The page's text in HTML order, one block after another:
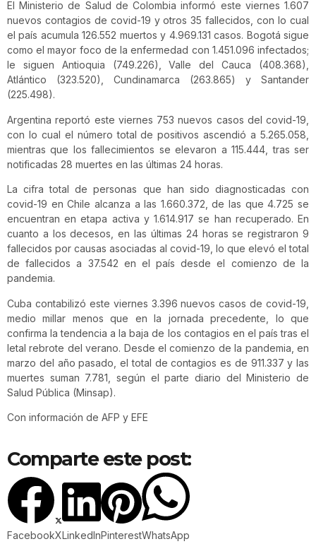
El Ministerio de Salud de Colombia informó este viernes 1.607
nuevos contagios de covid-19 y otros 35 fallecidos, con lo cual
el país acumula 126.552 muertos y 4.969.131 casos. Bogotá sigue
como el mayor foco de la enfermedad con 1.451.096 infectados;
le siguen Antioquia (749.226), Valle del Cauca (408.368),
Atlántico (323.520), Cundinamarca (263.865) y Santander
(225.498).
Argentina reportó este viernes 753 nuevos casos del covid-19,
con lo cual el número total de positivos ascendió a 5.265.058,
mientras que los fallecimientos se elevaron a 115.444, tras ser
notificadas 28 muertes en las últimas 24 horas.
La cifra total de personas que han sido diagnosticadas con
covid-19 en Chile alcanza a las 1.660.372, de las que 4.725 se
encuentran en etapa activa y 1.614.917 se han recuperado. En
cuanto a los decesos, en las últimas 24 horas se registraron 9
fallecidos por causas asociadas al covid-19, lo que elevó el total
de fallecidos a 37.542 en el país desde el comienzo de la
pandemia.
Cuba contabilizó este viernes 3.396 nuevos casos de covid-19,
medio millar menos que en la jornada precedente, lo que
confirma la tendencia a la baja de los contagios en el país tras el
letal rebrote del verano. Desde el comienzo de la pandemia, en
marzo del año pasado, el total de contagios es de 911.337 y las
muertes suman 7.781, según el parte diario del Ministerio de
Salud Pública (Minsap).
Con información de AFP y EFE
Comparte este post:
FacebookXLinkedInPinterestWhatsApp